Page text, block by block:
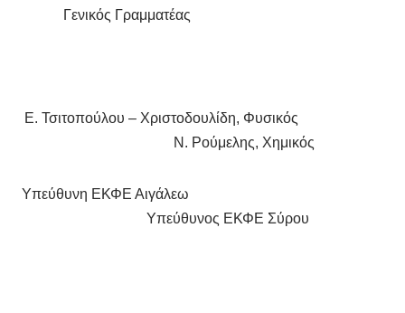
Γενικός Γραμματέας
Ε. Τσιτοπούλου – Χριστοδουλίδη, Φυσικός
Ν. Ρούμελης, Χημικός
Υπεύθυνη ΕΚΦΕ Αιγάλεω
Υπεύθυνος ΕΚΦΕ Σύρου